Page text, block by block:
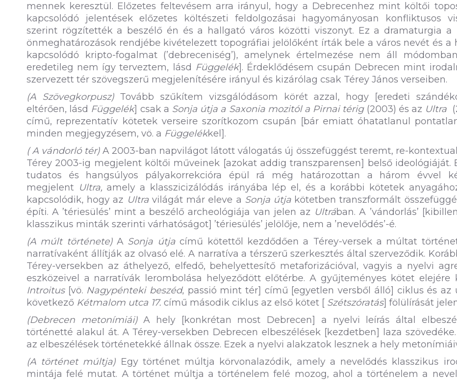
mennek keresztül. Előzetes feltevésem arra irányul, hogy a Debrecenhez mint költői
kapcsolódó jelentések előzetes költészeti feldolgozásai hagyományosan konfliktusos
szerint rögzítették a beszélő én és a hallgató város közötti viszonyt. Ez a dramaturgia a
önmeghatározások rendjébe kivételezett topográfiai jelölőként írták bele a város nevét és a
kapcsolódó kripto-fogalmat (’debreceniség’), amelynek értelmezése nem áll
eredetileg nem így terveztem, lásd Függelék]. Érdeklődésem csupán Debrecen mint
szervezett tér szövegszerű megjelenítésére irányul és kizárólag csak Térey János verseiben.
(A Szövegkorpusz)Tovább szűkítem vizsgálódásom körét azzal, hogy [eredeti
eltérően, lásd Függelék] csak a Sonja útja a Saxonia mozitól a Pirnai térig(2003) és az Ultra
című, reprezentatív kötetek verseire szorítkozom csupán [bár emiatt óhatatlanul
minden megjegyzésem, vö. a Függelékkel].
( A vándorló tér) A 2003-ban napvilágot látott válogatás új összefüggést teremt, re-
Térey 2003-ig megjelent költői műveinek [azokat addig transzparensen] belső ideológiáját.
tudatos és hangsúlyos pályakorrekcióra épül rá még határozottan a három évvel
megjelent Ultra, amely a klasszicizálódás irányába lép el, és a korábbi kötetek
kapcsolódik, hogy az Ultravilágát már eleve a Sonja útjakötetben transzformált
építi. A ’tériesülés’ mint a beszélő archeológiája van jelen az Ultrában. A ’vándorlás’
klasszikus minták szerinti várhatóságot] ’tériesülés’ jelölője, nem a ’nevelődés’-é.
(A múlt története)A Sonja útjacímű kötettől kezdődően a Térey-versek a múltat
narratívaként állítják az olvasó elé. A narratíva a térszerű szerkesztés által szerveződik.
Térey-versekben az áthelyező, elfedő, behelyettesítő metaforizációval, vagyis a nyelvi
eszközeivel a narratívák lerombolása helyeződött előtérbe. A gyűjteményes kötet elejére
Introitus[vö. Nagypénteki beszéd, passió mint tér] című [egyetlen versből álló] ciklus és az
következő Kétmalom utca 17. című második ciklus az első kötet [ Szétszóratás] fölülírását
(Debrecen metonímiái)A hely [konkrétan most Debrecen] a nyelvi leírás által
történetté alakul át. A Térey-versekben Debrecen elbeszélések [kezdetben] laza
az elbeszélések történetekké állnak össze. Ezek a nyelvi alakzatok lesznek a hely
(A történet múltja) Egy történet múltja körvonalazódik, amely a nevelődés klasszikus
mintája felé mutat. A történet múltja a történelem felé mozog, ahol a történelem a